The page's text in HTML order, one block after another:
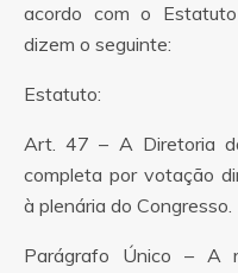
acordo com o
dizem o seguinte:
Estatuto:
Art. 47 – A Diretoria
completa por votação
à plenária do Congresso.
Parágrafo Único – A